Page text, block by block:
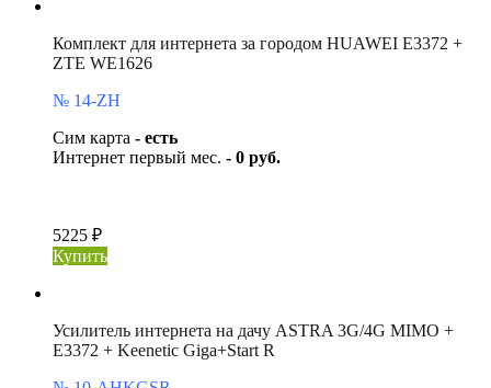
Комплект для интернета за городом HUAWEI E3372 +
ZTE WE1626
№ 14-ZH
Сим карта - есть
Интернет первый мес. - 0 руб.
5225 ₽
Купить
Усилитель интернета на дачу ASTRA 3G/4G MIMO +
E3372 + Keenetic Giga+Start R